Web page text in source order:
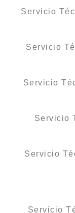
Servicio
Servicio
Servicio
Servicio
Servicio
Servicio